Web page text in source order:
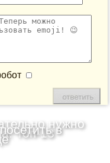
Топ-13
нужно
в